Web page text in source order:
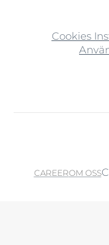
Cookies
CAREEROM OSS